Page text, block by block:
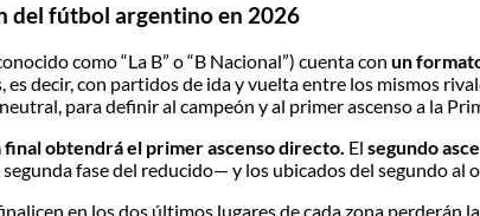
del fútbol argentino en 2026
como “La B” o “B Nacional”) cuenta con un
decir, con partidos de ida y vuelta entre los mismos
para definir al campeón y al primer ascenso a la
final obtendrá el primer ascenso directo. El segundo
fase del reducido— y los ubicados del segundo al
en los dos últimos lugares de cada zona